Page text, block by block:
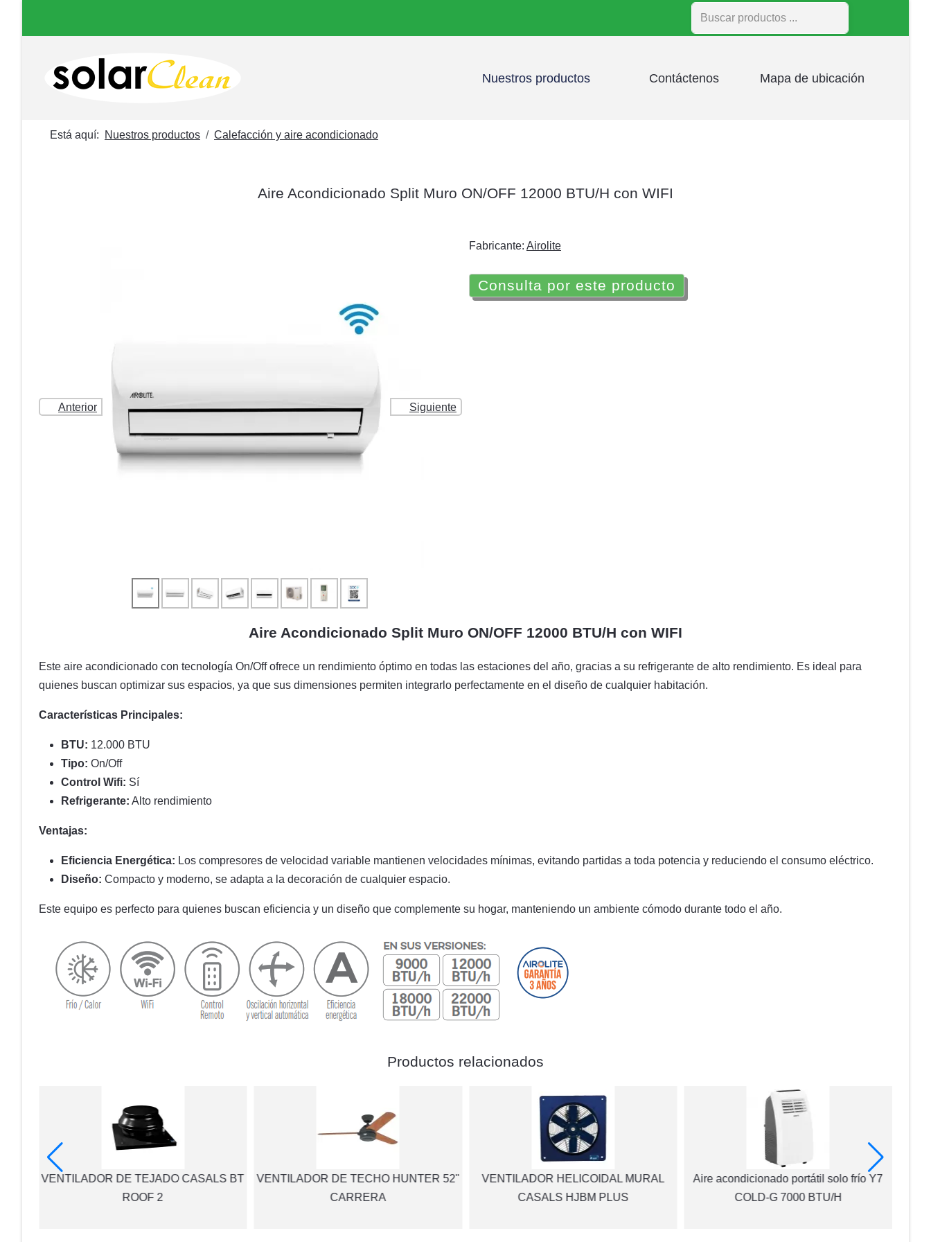
Buscar
Nuestros productos Contáctenos Mapa de ubicación
Está aquí: Nuestros productos Calefacción y aire acondicionado
Aire Acondicionado Split Muro ON/OFF 12000 BTU/H con WIFI
Anterior Siguiente
Fabricante: Airolite
Consulta por este producto
Aire Acondicionado Split Muro ON/OFF 12000 BTU/H con WIFI
Este aire acondicionado con tecnología On/Off ofrece un rendimiento óptimo en todas las estaciones del año, gracias a su refrigerante de alto rendimiento. Es ideal para
quienes buscan optimizar sus espacios, ya que sus dimensiones permiten integrarlo perfectamente en el diseño de cualquier habitación.
Características Principales:
BTU: 12.000 BTU
Tipo: On/Off
Control Wifi: Sí
Refrigerante: Alto rendimiento
Ventajas:
Eficiencia Energética: Los compresores de velocidad variable mantienen velocidades mínimas, evitando partidas a toda potencia y reduciendo el consumo eléctrico.
Diseño: Compacto y moderno, se adapta a la decoración de cualquier espacio.
Este equipo es perfecto para quienes buscan eficiencia y un diseño que complemente su hogar, manteniendo un ambiente cómodo durante todo el año.
Productos relacionados
VENTILADOR DE TEJADO CASALS BT
ROOF 2
VENTILADOR DE TECHO HUNTER 52"
CARRERA
VENTILADOR HELICOIDAL MURAL
CASALS HJBM PLUS
Aire acondicionado portátil solo frío Y7
COLD-G 7000 BTU/H